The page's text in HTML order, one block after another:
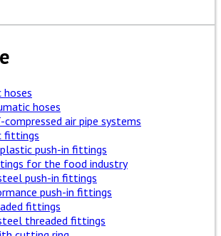
hoses
hoses
compressed air pipe systems
fittings
push-in fittings
for the food industry
push-in fittings
push-in fittings
fittings
threaded fittings